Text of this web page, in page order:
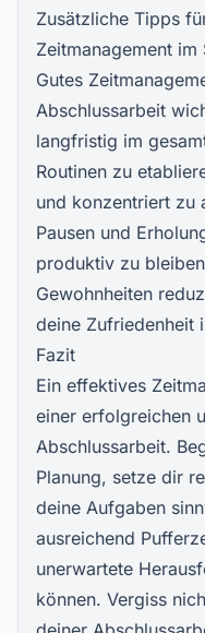
Zusätzliche Tipps
Zeitmanagement im
Gutes
Abschlussarbeit
langfristig im
Routinen zu
und konzentriert zu
Pausen und
produktiv zu
Gewohnheiten
deine Zufriedenheit
Fazit
Ein effektives
einer erfolgreichen
Abschlussarbeit.
Planung, setze dir
deine Aufgaben
ausreichend
unerwartete
können. Vergiss